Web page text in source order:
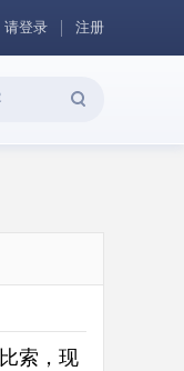
请登录 注册
比索，现